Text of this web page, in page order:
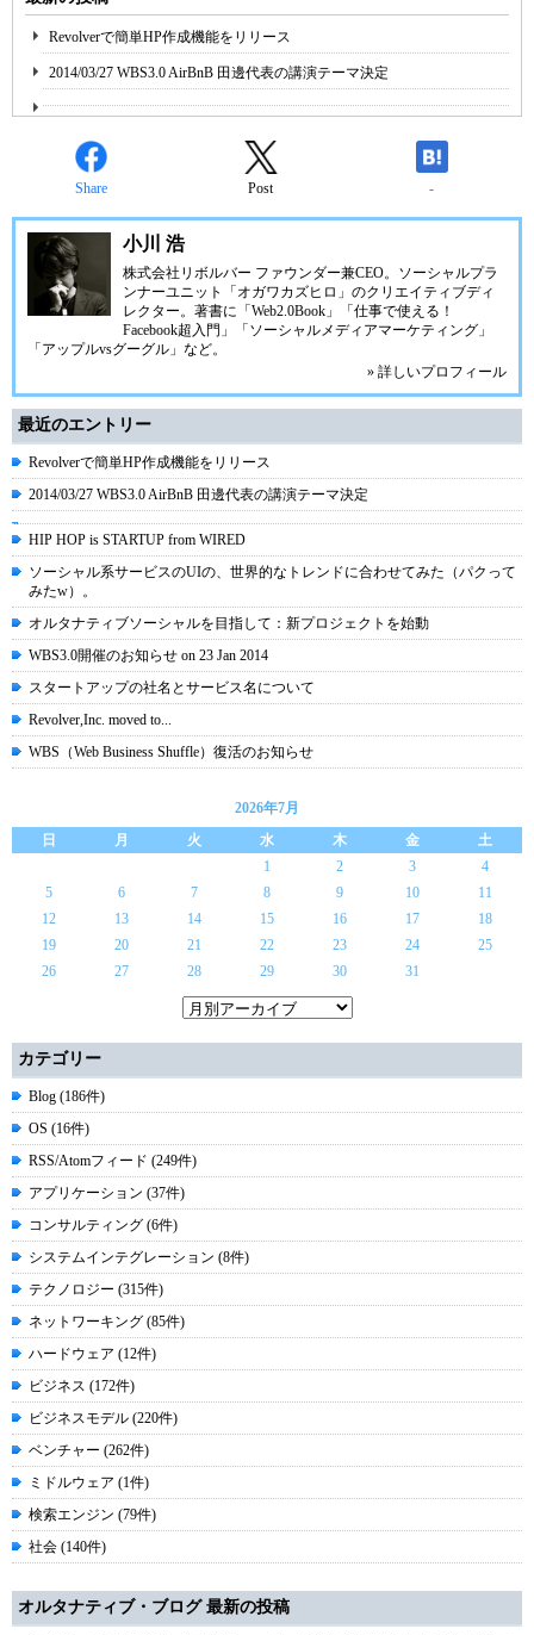
Revolverで簡単HP作成機能をリリース
2014/03/27 WBS3.0 AirBnB 田邊代表の講演テーマ決定
Share Post -
小川 浩
株式会社リボルバー ファウンダー兼CEO。ソーシャルプラ
ンナーユニット「オガワカズヒロ」のクリエイティブディ
レクター。著書に「Web2.0Book」「仕事で使える！
Facebook超入門」「ソーシャルメディアマーケティング」
「アップルvsグーグル」など。
» 詳しいプロフィール
最近のエントリー
Revolverで簡単HP作成機能をリリース
2014/03/27 WBS3.0 AirBnB 田邊代表の講演テーマ決定
HIP HOP is STARTUP from WIRED
ソーシャル系サービスのUIの、世界的なトレンドに合わせてみた（パクって
みたw）。
オルタナティブソーシャルを目指して：新プロジェクトを始動
WBS3.0開催のお知らせ on 23 Jan 2014
スタートアップの社名とサービス名について
Revolver,Inc. moved to...
WBS（Web Business Shuffle）復活のお知らせ
2026年7月
日
月 火 水 木 金
土
1
2 3
4
5
6 7 8 9 10
11
12
13 14 15 16 17
18
19
20 21 22 23 24
25
26
27 28 29 30 31
カテゴリー
Blog (186件)
OS (16件)
RSS/Atomフィード (249件)
アプリケーション (37件)
コンサルティング (6件)
システムインテグレーション (8件)
テクノロジー (315件)
ネットワーキング (85件)
ハードウェア (12件)
ビジネス (172件)
ビジネスモデル (220件)
ベンチャー (262件)
ミドルウェア (1件)
検索エンジン (79件)
社会 (140件)
オルタナティブ・ブログ 最新の投稿